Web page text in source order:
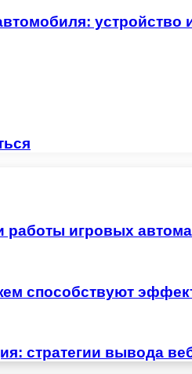
устройство
игровых
способствуют
стратегии вывода